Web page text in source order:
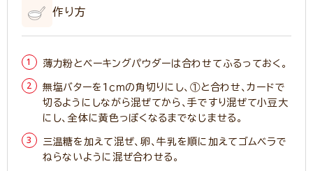
作り方
薄力粉とベーキングパウダーは合わせてふるっておく。
無塩バターを1ｃｍの角切りにし、①と合わせ、カードで
切るようにしながら混ぜてから、手ですり混ぜて小豆大
にし、全体に黄色っぽくなるまでなじませる。
三温糖を加えて混ぜ、卵、牛乳を順に加えてゴムベラで
ねらないように混ぜ合わせる。